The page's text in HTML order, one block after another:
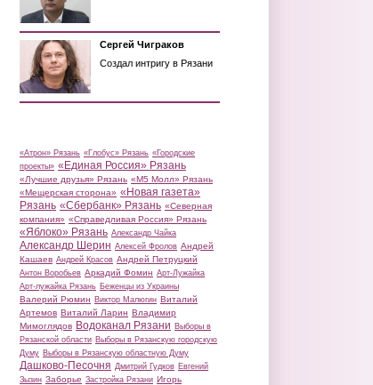
Сергей Чиграков
Создал интригу в Рязани
«Атрон» Рязань «Глобус» Рязань «Городские
проекты» «Единая Россия» Рязань
«Лучшие друзья» Рязань «М5 Молл» Рязань
«Мещерская сторона» «Новая газета»
Рязань «Сбербанк» Рязань «Северная
компания» «Справедливая Россия» Рязань
«Яблоко» Рязань Александр Чайка
Александр Шерин Алексей Фролов Андрей
Кашаев Андрей Красов Андрей Петруцкий
Антон Воробьев Аркадий Фомин Арт-Лужайка
Арт-лужайка Рязань Беженцы из Украины
Валерий Рюмин Виктор Малюгин Виталий
Артемов Виталий Ларин Владимир
Мимоглядов Водоканал Рязани Выборы в
Рязанской области Выборы в Рязанскую городскую
Думу Выборы в Рязанскую областную Думу
Дашково-Песочня Дмитрий Гудков Евгений
Зызин Заборье Застройка Рязани Игорь